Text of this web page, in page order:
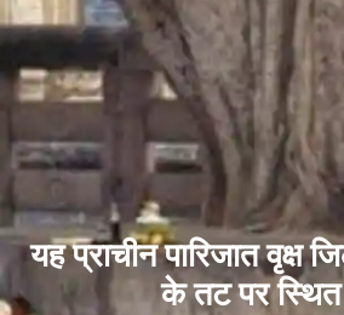
यह प्राचीन पारिजात वृक्ष
के तट पर